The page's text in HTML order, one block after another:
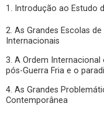
1. Introdução ao Estudo
2. As Grandes Escolas
Internacionais
3. A Ordem
pós-Guerra Fria e o
4. As Grandes
Contemporânea